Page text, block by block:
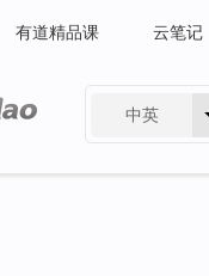
有道精品课 云笔记
中英